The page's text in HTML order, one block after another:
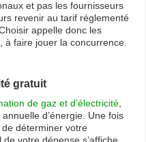
et pas les fournisseurs
revenir au tarif réglementé
appelle donc les
faire jouer la concurrence.
gratuit
de gaz et d’électricité
d’énergie. Une fois
déterminer votre